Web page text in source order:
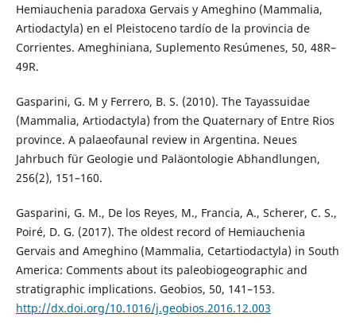
Hemiauchenia paradoxa Gervais y Ameghino (Mammalia,
Artiodactyla) en el Pleistoceno tardío de la provincia de
Corrientes. Ameghiniana, Suplemento Resúmenes, 50, 48R–
49R.
Gasparini, G. M y Ferrero, B. S. (2010). The Tayassuidae
(Mammalia, Artiodactyla) from the Quaternary of Entre Rios
province. A palaeofaunal review in Argentina. Neues
Jahrbuch für Geologie und Paläontologie Abhandlungen,
256(2), 151–160.
Gasparini, G. M., De los Reyes, M., Francia, A., Scherer, C. S.,
Poiré, D. G. (2017). The oldest record of Hemiauchenia
Gervais and Ameghino (Mammalia, Cetartiodactyla) in South
America: Comments about its paleobiogeographic and
stratigraphic implications. Geobios, 50, 141–153.
http://dx.doi.org/10.1016/j.geobios.2016.12.003